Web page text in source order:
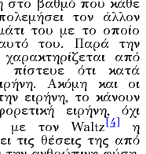
στο βαθμό που κάθε
τον άλλον
του με το οποίο
του. Παρά την
από
πίστευε ότι κατά
Ακόμη και οι
ειρήνη, το κάνουν
ειρήνη, όχι
με τον Waltz[4]
η
τις θέσεις της από